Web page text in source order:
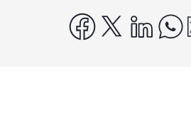
facebook
x